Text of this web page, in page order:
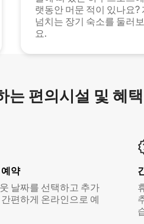
랫동안 머문 적이 있나요?
넘치는 장기 숙소를 둘러
요.
는 편의시설 및 혜택
약
날짜를 선택하고 추가
편하게 온라인으로 예